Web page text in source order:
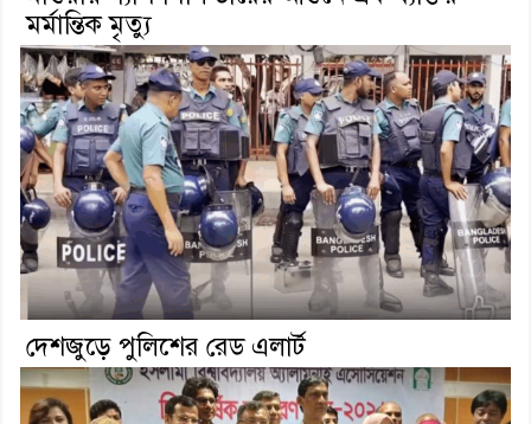
মর্মান্তিক মৃত্যু
দেশজুড়ে পুলিশের রেড এলার্ট